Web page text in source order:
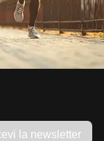
la newsletter